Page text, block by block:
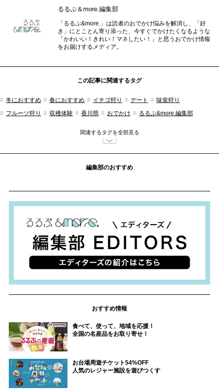
るるぶ＆more.編集部
「るるぶ&more.」は読者のおでかけ悩みを解消し、「好
き」にとことん寄り添った、今すぐでかけたくなるような
「かわいい！きれい！マネしたい！」と思うおでかけ情報
をお届けするメディア。
この記事に関連するタグ
冬におすすめ 春におすすめ イチゴ狩り デート
味覚狩り
フルーツ狩り
収穫体験 香川県 おでかけ
るるぶ&more.編集部
関連するタグを全部見る
編集部のおすすめ
おすすめ情報
食べて、使って、地域を応援！
全国の名産品をお取り寄せ！
お台場周遊チケット54%OFF
人気のレジャー施設を遊びつくす